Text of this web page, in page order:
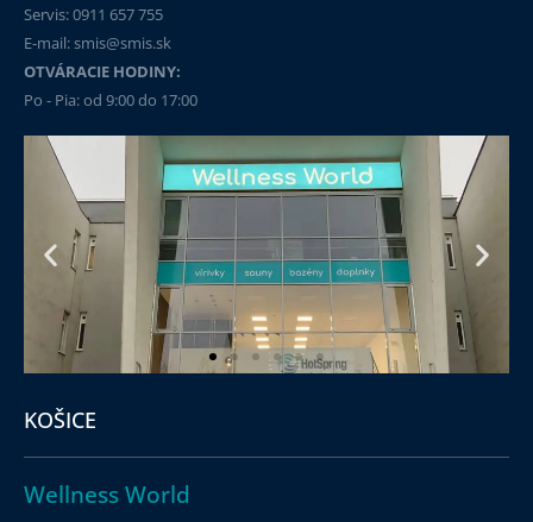
Servis: 0911 657 755
E-mail: smis@smis.sk
OTVÁRACIE HODINY:
Po - Pia: od 9:00 do 17:00
KOŠICE
Wellness World